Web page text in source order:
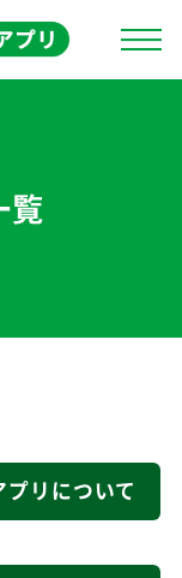
は
覧
プリについて